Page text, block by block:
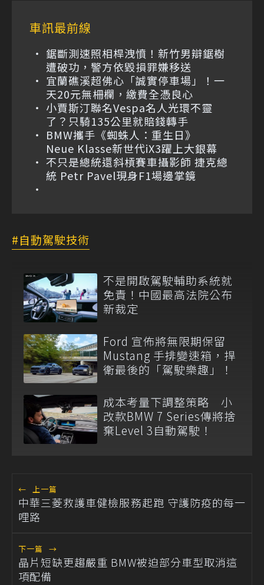
車訊最前線
鋸斷測速照相桿洩憤！新竹男辯鋸樹
遭破功，警方依毀損罪嫌移送
宜蘭礁溪超佛心「誠實停車場」！一
天20元無柵欄，繳費全憑良心
小賈斯汀聯名Vespa名人光環不靈
了？只騎135公里就賠錢轉手
BMW攜手《蜘蛛人：重生日》
Neue Klasse新世代iX3躍上大銀幕
不只是總統還斜槓賽車攝影師 捷克總
統 Petr Pavel現身F1場邊掌鏡
自動駕駛技術
不是開啟駕駛輔助系統就
免責！中國最高法院公布
新裁定
Ford 宣佈將無限期保留
Mustang 手排變速箱，捍
衛最後的「駕駛樂趣」！
成本考量下調整策略 小
改款BMW 7 Series傳將捨
棄Level 3自動駕駛！
← 上一篇
中華三菱救護車健檢服務起跑 守護防疫的每一
哩路
下一篇 →
晶片短缺更趨嚴重 BMW被迫部分車型取消這
項配備